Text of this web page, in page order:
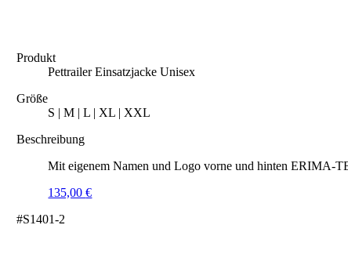
Produkt
Pettrailer Einsatzjacke Unisex
Größe
S | M | L | XL | XXL
Beschreibung
Mit eigenem Namen und Logo vorne und hinten ERIMA-
135,00€
#S1401-2